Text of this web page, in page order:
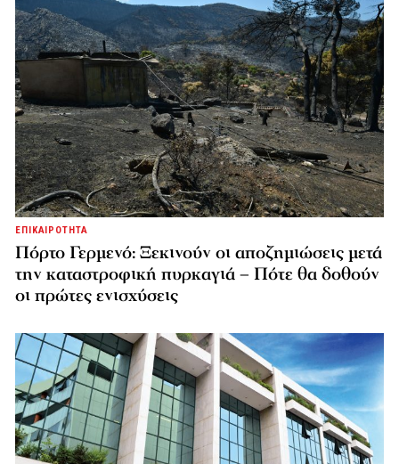
ΕΠΙΚΑΙΡΟΤΗΤΑ
Πόρτο Γερμενό: Ξεκινούν οι αποζημιώσεις μετά
την καταστροφική πυρκαγιά – Πότε θα δοθούν
οι πρώτες ενισχύσεις